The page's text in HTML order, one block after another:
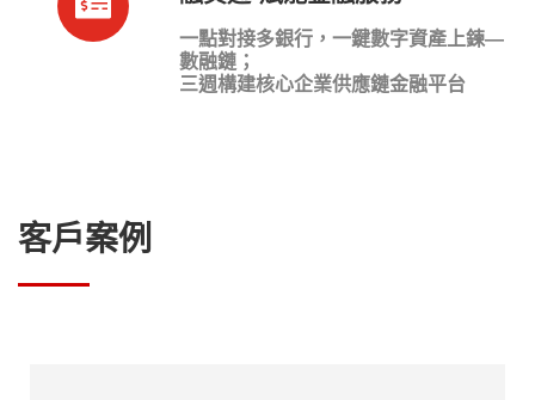
一點對接多銀行，一鍵數字資產上鍊—
數融鏈；
三週構建核心企業供應鏈金融平台
客戶案例